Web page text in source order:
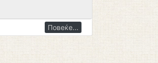
Повеќе...